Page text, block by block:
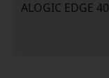
ALOGIC EDGE 40